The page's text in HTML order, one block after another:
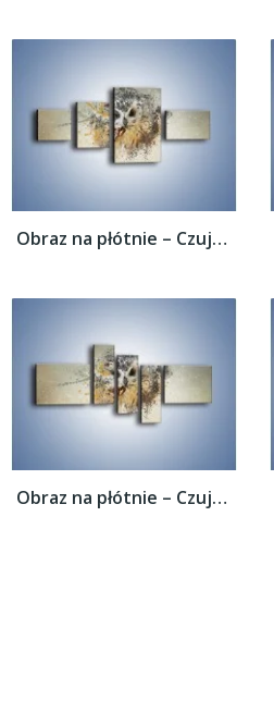
Obraz na płótnie – Czujne spojrzenie sowy...
Obraz na płótnie – Czujne spojrzenie sowy...